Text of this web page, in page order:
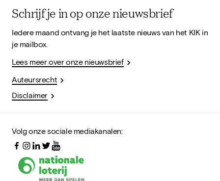
Schrijf je in op onze nieuwsbrief
Iedere maand ontvang je het laatste nieuws van het KIK in
je mailbox.
Lees meer over onze nieuwsbrief
Auteursrecht
Disclaimer
Volg onze sociale mediakanalen: